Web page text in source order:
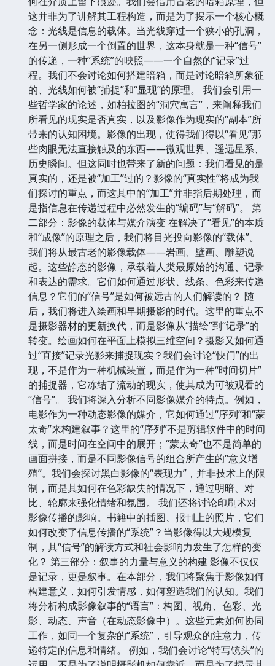
这并非为了讲解其工程构造，而是为了揭示一个核心概
念：光线是信息的载体。当光线穿过一个狭小的孔洞，
在另一侧形成一个倒置的世界，这本身就是一种“信号”
的传递，一种“系统”的映照——一个自然的“记录”过
程。我们不会讨论如何搭建暗箱，而是讨论暗箱所象征
的、光线如何被“捕捉”和“显现”的原理。 我们会引用一
些哲学家的论述，如柏拉图的“洞穴寓言”，来阐释我们
所看见的现实是否真实，以及影像作为现实的“副本”所
带来的认知困境。影像的出现，使得我们得以“看见”那
些肉眼无法直接触及的东西——微观世界、遥远星系、
历史瞬间。但这同时也带来了新的问题：我们看见的是
真实的，还是被“加工”过的？影像的“真实性”将成为我
们探讨的重点，而这其中的“加工”并非指后期处理，而
是指信息在传递过程中必然发生的“编码”与“解码”。 第
二部分：影像的载体与媒介演变 在解决了“看见”的本质
和“成像”的原理之后，我们将目光投向影像的“载体”。
我们将从最古老的影像载体——岩画、壁画、雕塑说
起。这些静态的影像，承载着人类最原始的沟通、记录
和表达的需求。它们如何通过形状、线条、色彩来传递
信息？它们的“信号”是如何被远古的人们解读的？ 随
后，我们将进入绘画和早期摄影的时代。这里的重点不
是摄影器材的更新换代，而是影像从“描绘”到“记录”的
转变。绘画如何在平面上模拟三维空间？摄影又如何通
过“直接”记录光影来捕捉现实？我们会讨论“快门”的出
现，不是作为一种机械装置，而是作为一种“时间切片”
的捕捉器，它冻结了流动的现实，使其成为可被观看的
“信号”。 我们将深入分析不同影像媒介的特点。例如，
电影作为一种动态影像的媒介，它如何通过“序列”和“蒙
太奇”来构建叙事？这里的“序列”不是剪辑软件中的时间
线，而是时间在空间中的展开；“蒙太奇”也不是简单的
画面拼接，而是不同影像信号的组合所产生的“意义增
殖”。我们会探讨黑白影像的“表现力”，并非技术上的限
制，而是其如何在色彩缺失的情况下，通过明暗、对
比、轮廓来强化情绪和氛围。 我们还将讨论印刷术对
影像传播的影响。书籍中的插图、报刊上的照片，它们
如何改变了信息传播的“系统”？当影像得以大规模复
制，其“信号”的解读方式和社会影响力发生了怎样的变
化？ 第三部分：叙事的力量与意义的构建 影像不仅仅
是记录，更是叙事。在本部分，我们将聚焦于影像如何
构建意义，如何引发情感，如何塑造我们的认知。我们
将分析构成影像叙事的“语言”：构图、视角、色彩、光
影、动态、声音（在动态影像中）。这些元素如何协同
工作，如同一个复杂的“系统”，引导观众的注意力，传
递特定的信息和情绪。 例如，我们会讨论“特写镜头”的